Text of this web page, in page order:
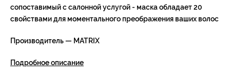
сопоставимый с салонной услугой - маска обладает 20
свойствами для моментального преображения ваших волос
Производитель — MATRIX
Подробное описание